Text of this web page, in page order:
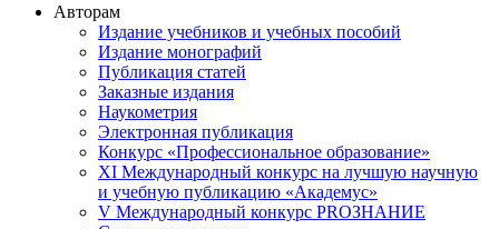
Авторам
Издание учебников и учебных пособий
Издание монографий
Публикация статей
Заказные издания
Наукометрия
Электронная публикация
Конкурс «Профессиональное образование»
XI Международный конкурс на лучшую научную
и учебную публикацию «Академус»
V Международный конкурс PROЗНАНИЕ